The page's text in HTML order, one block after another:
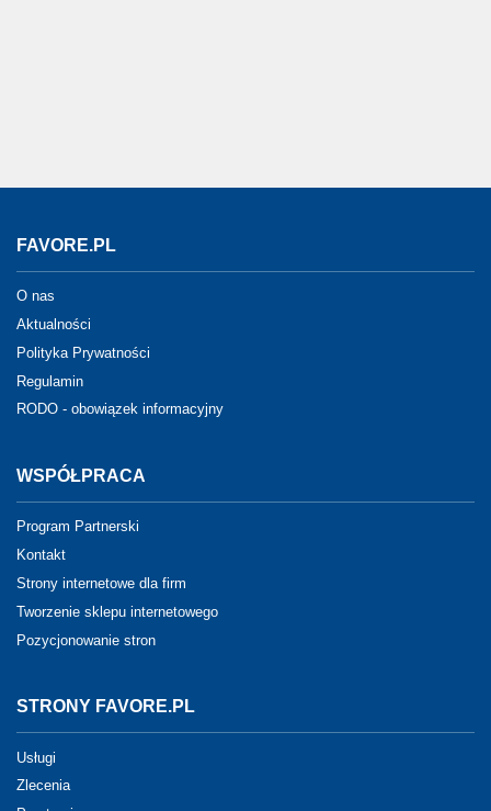
FAVORE.PL
O nas
Aktualności
Polityka Prywatności
Regulamin
RODO - obowiązek informacyjny
WSPÓŁPRACA
Program Partnerski
Kontakt
Strony internetowe dla firm
Tworzenie sklepu internetowego
Pozycjonowanie stron
STRONY FAVORE.PL
Usługi
Zlecenia